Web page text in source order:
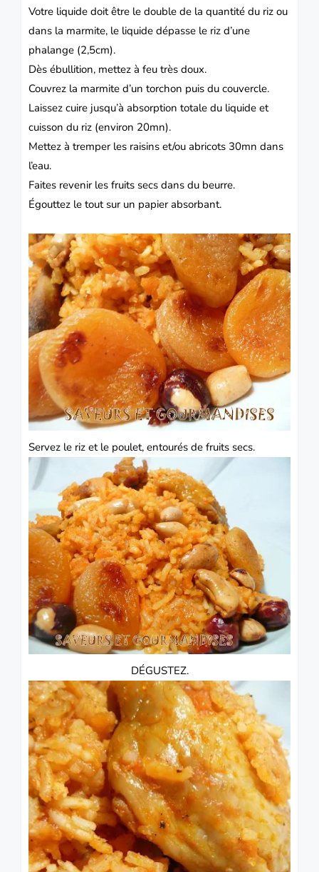
Votre liquide doit être le double de la quantité du riz ou
dans la marmite, le liquide dépasse le riz d’une
phalange (2,5cm).
Dès ébullition, mettez à feu très doux.
Couvrez la marmite d’un torchon puis du couvercle.
Laissez cuire jusqu’à absorption totale du liquide et
cuisson du riz (environ 20mn).
Mettez à tremper les raisins et/ou abricots 30mn dans
l’eau.
Faites revenir les fruits secs dans du beurre.
Égouttez le tout sur un papier absorbant.
Servez le riz et le poulet, entourés de fruits secs.
DÉGUSTEZ.